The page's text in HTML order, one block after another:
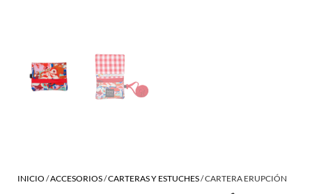
INICIO /ACCESORIOS/CARTERAS Y ESTUCHES/ CARTERA ERUPCIÓN